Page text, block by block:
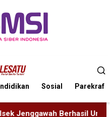
Sosial Parekraf
Pengelapan Mobil Rental